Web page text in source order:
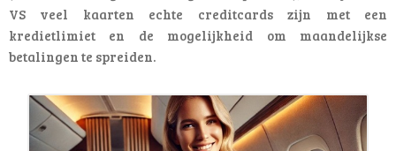
VS veel kaarten echte creditcards zijn met een
kredietlimiet en de mogelijkheid om maandelijkse
betalingen te spreiden.